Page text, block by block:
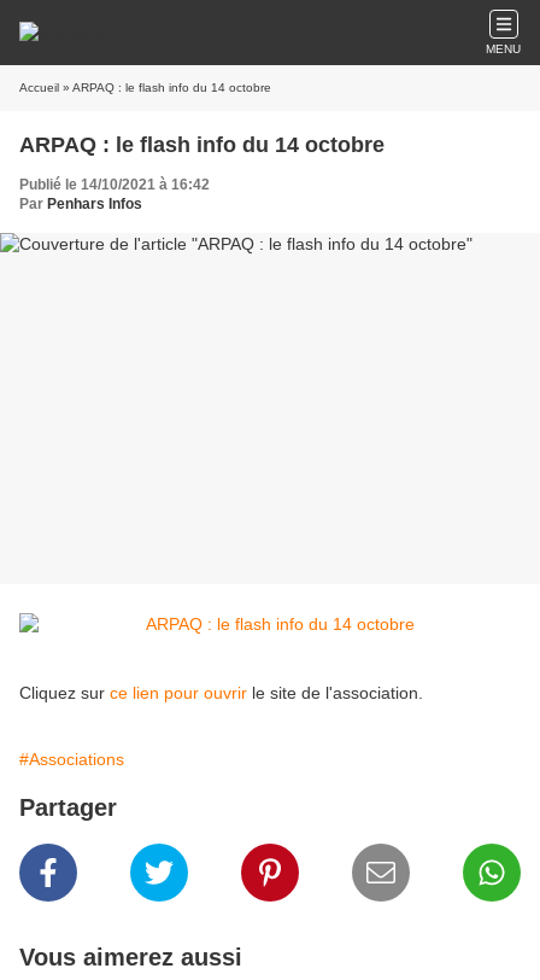
MENU
Accueil » ARPAQ : le flash info du 14 octobre
ARPAQ : le flash info du 14 octobre
Publié le 14/10/2021 à 16:42
Par Penhars Infos
Cliquez sur ce lien pour ouvrir le site de l'association.
#Associations
Partager
Vous aimerez aussi